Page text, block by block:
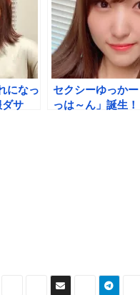
になっ
サ
セクシーゆっか
っは～ん」誕生